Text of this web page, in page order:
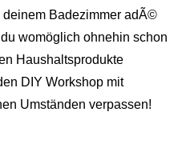
Badezimmer adÃ©
womöglich ohnehin schon
Haushaltsprodukte
DIY Workshop mit
Umständen verpassen!